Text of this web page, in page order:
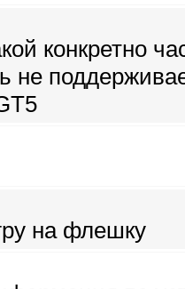
конкретно
не
на флешку